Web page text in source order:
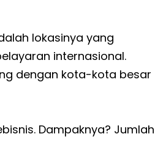
lokasinya yang
internasional.
dengan kota-kota besar
Dampaknya? Jumlah